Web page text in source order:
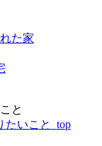
た家
と
たいこと_top